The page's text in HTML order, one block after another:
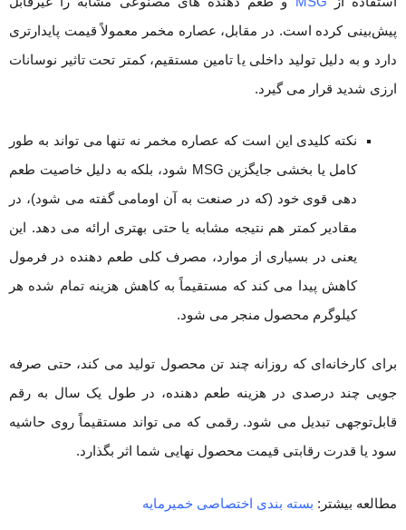
پیش‌بینی کرده است. در مقابل، عصاره مخمر معمولاً قیمت پایدارتری
دارد و به دلیل تولید داخلی یا تامین مستقیم، کمتر تحت تاثیر نوسانات
ارزی شدید قرار می گیرد.
نکته کلیدی این است که عصاره مخمر نه تنها می تواند به طور
کامل یا بخشی جایگزین MSG شود، بلکه به دلیل خاصیت طعم
دهی قوی خود (که در صنعت به آن اومامی گفته می شود)، در
مقادیر کمتر هم نتیجه مشابه یا حتی بهتری ارائه می دهد. این
یعنی در بسیاری از موارد، مصرف کلی طعم دهنده در فرمول
کاهش پیدا می کند که مستقیماً به کاهش هزینه تمام شده هر
کیلوگرم محصول منجر می شود.
برای کارخانه‌ای که روزانه چند تن محصول تولید می کند، حتی صرفه
جویی چند درصدی در هزینه طعم دهنده، در طول یک سال به رقم
قابل‌توجهی تبدیل می شود. رقمی که می تواند مستقیماً روی حاشیه
سود یا قدرت رقابتی قیمت محصول نهایی شما اثر بگذارد.
مطالعه بیشتر: بسته بندی اختصاصی خمیرمایه